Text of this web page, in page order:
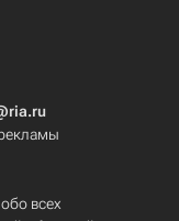
всех